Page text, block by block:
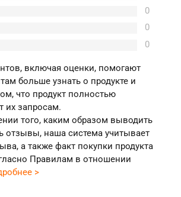
0
0
0
включая оценки, помогают
больше узнать о продукте и
что продукт полностью
их запросам.
того, каким образом выводить
отзывы, наша система учитывает
а также факт покупки продукта
Правилам в отношении
>